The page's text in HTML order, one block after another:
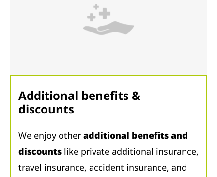
Additional benefits &
discounts
We enjoy other additional benefits and
discounts like private additional insurance,
travel insurance, accident insurance, and